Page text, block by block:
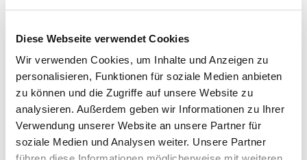
Diese Webseite verwendet Cookies
Wir verwenden Cookies, um Inhalte und Anzeigen zu
personalisieren, Funktionen für soziale Medien anbieten
zu können und die Zugriffe auf unsere Website zu
analysieren. Außerdem geben wir Informationen zu Ihrer
Verwendung unserer Website an unsere Partner für
soziale Medien und Analysen weiter. Unsere Partner
Kronberg Bahnhof S-Bahn-Linie S4 Buslinien 71,
72, 73, 85, 251, 262, AST 85
Auf Google Maps ansehen